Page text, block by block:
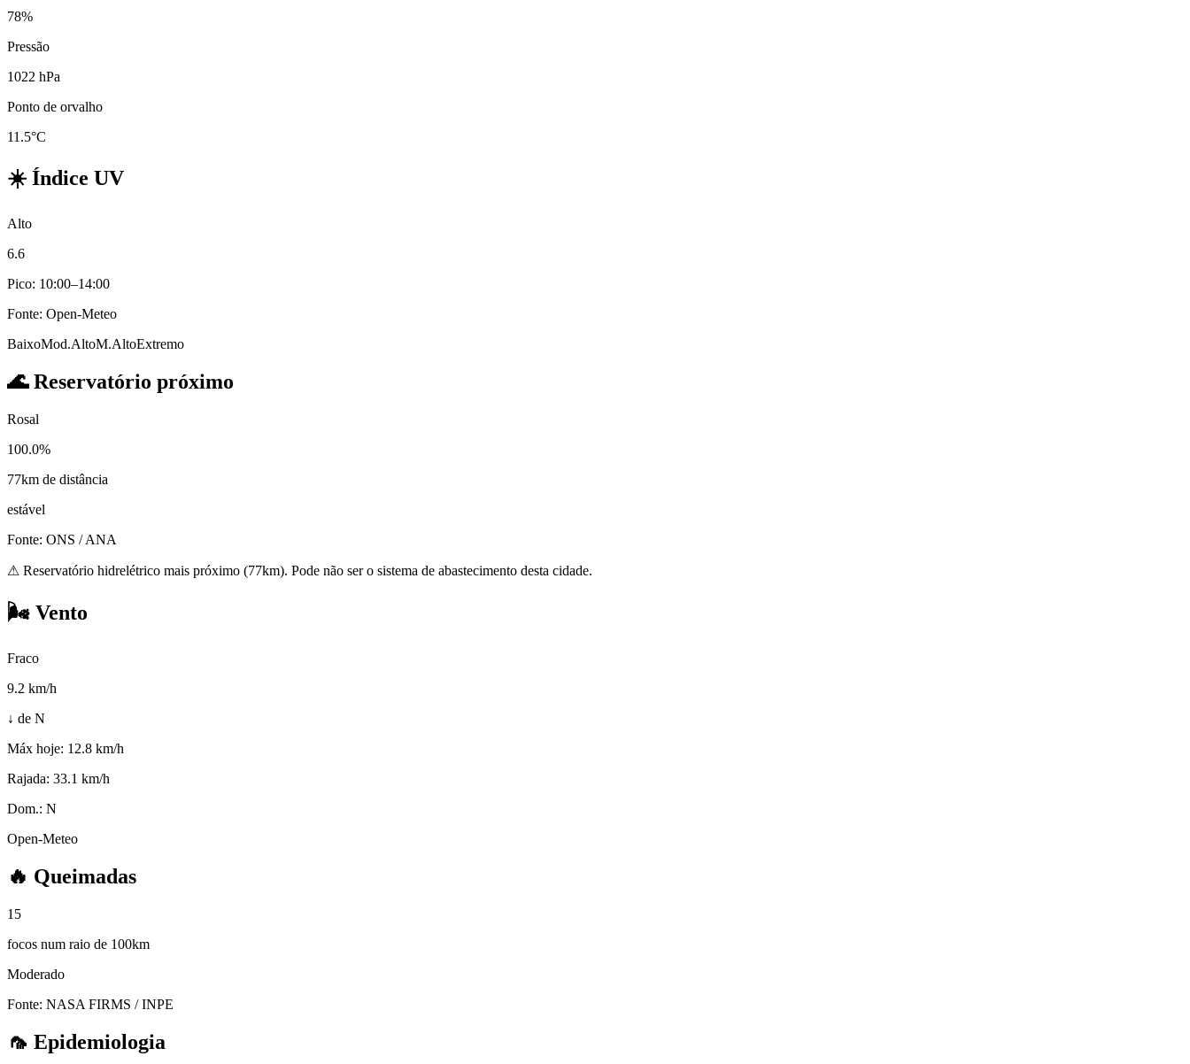
78%
Pressão
1022 hPa
Ponto de orvalho
11.5°C
☀️ Índice UV
Alto
6.6
Pico: 10:00–14:00
Fonte: Open-Meteo
BaixoMod.AltoM.AltoExtremo
🌊Reservatório próximo
Rosal
100.0%
77km de distância
estável
Fonte: ONS / ANA
⚠ Reservatório hidrelétrico mais próximo (77km). Pode não ser o sistema de abastecimento desta cidade.
🌬️ Vento
Fraco
9.2 km/h
↓ de N
Máx hoje: 12.8 km/h
Rajada: 33.1 km/h
Dom.: N
Open-Meteo
🔥 Queimadas
15
focos num raio de 100km
Moderado
Fonte: NASA FIRMS / INPE
🦟 Epidemiologia